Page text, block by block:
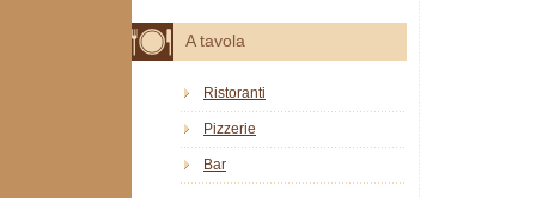
A tavola
Ristoranti
Pizzerie
Bar